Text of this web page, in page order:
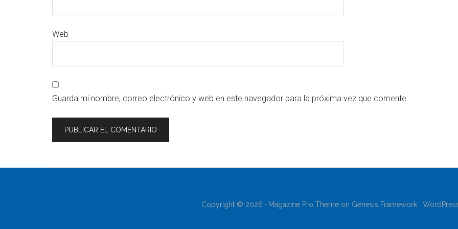
Web
Guarda mi nombre, correo electrónico y web en este navegador para la próxima vez que comente.
Copyright © 2026 · Magazine Pro Themeon Genesis Framework·